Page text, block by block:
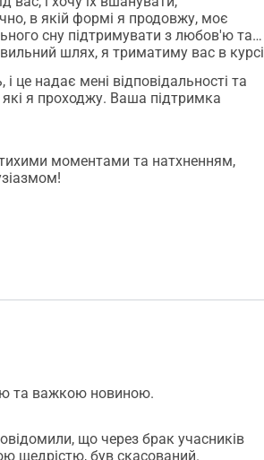
в якій формі я продовжу, моє
сну підтримувати з любов'ю та
шлях, я триматиму вас в курсі
надає мені відповідальності та
я проходжу. Ваша підтримка
моментами та натхненням,
новими імпульсами та ентузіазмом!
та важкою новиною.
що через брак учасників
щедрістю, був скасований.